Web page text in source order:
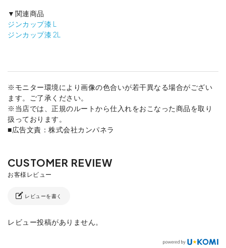
▼関連商品
ジンカップ漆 L
ジンカップ漆 2L
※モニター環境により画像の色合いが若干異なる場合がござい
ます。ご了承ください。
※当店では、正規のルートから仕入れをおこなった商品を取り
扱っております。
■広告文責：株式会社カンパネラ
レビューを書く
レビュー投稿がありません。